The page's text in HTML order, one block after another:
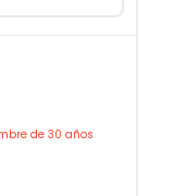
de 30 años